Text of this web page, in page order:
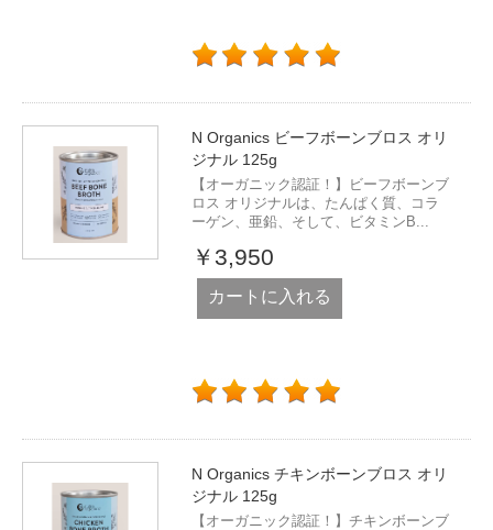
N Organics ビーフボーンブロス オリ
ジナル 125g
【オーガニック認証！】ビーフボーンブ
ロス オリジナルは、たんぱく質、コラ
ーゲン、亜鉛、そして、ビタミンB...
￥3,950
カートに入れる
N Organics チキンボーンブロス オリ
ジナル 125g
【オーガニック認証！】チキンボーンブ